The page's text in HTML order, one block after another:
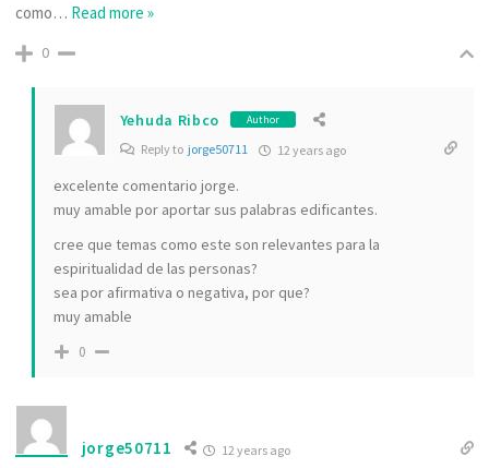
como… Read more »
0
Yehuda Ribco Author
Reply to jorge50711 12 years ago
excelente comentario jorge.
muy amable por aportar sus palabras edificantes.
cree que temas como este son relevantes para la
espiritualidad de las personas?
sea por afirmativa o negativa, por que?
muy amable
0
jorge50711 12 years ago